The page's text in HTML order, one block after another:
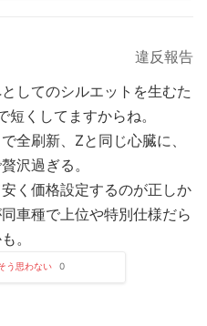
違反報告
してのシルエットを生むた
くしてますからね。
全刷新、Zと同じ心臓に、
沢過ぎる。
く価格設定するのが正しか
車種で上位や特別仕様だら
。
う思わない 0